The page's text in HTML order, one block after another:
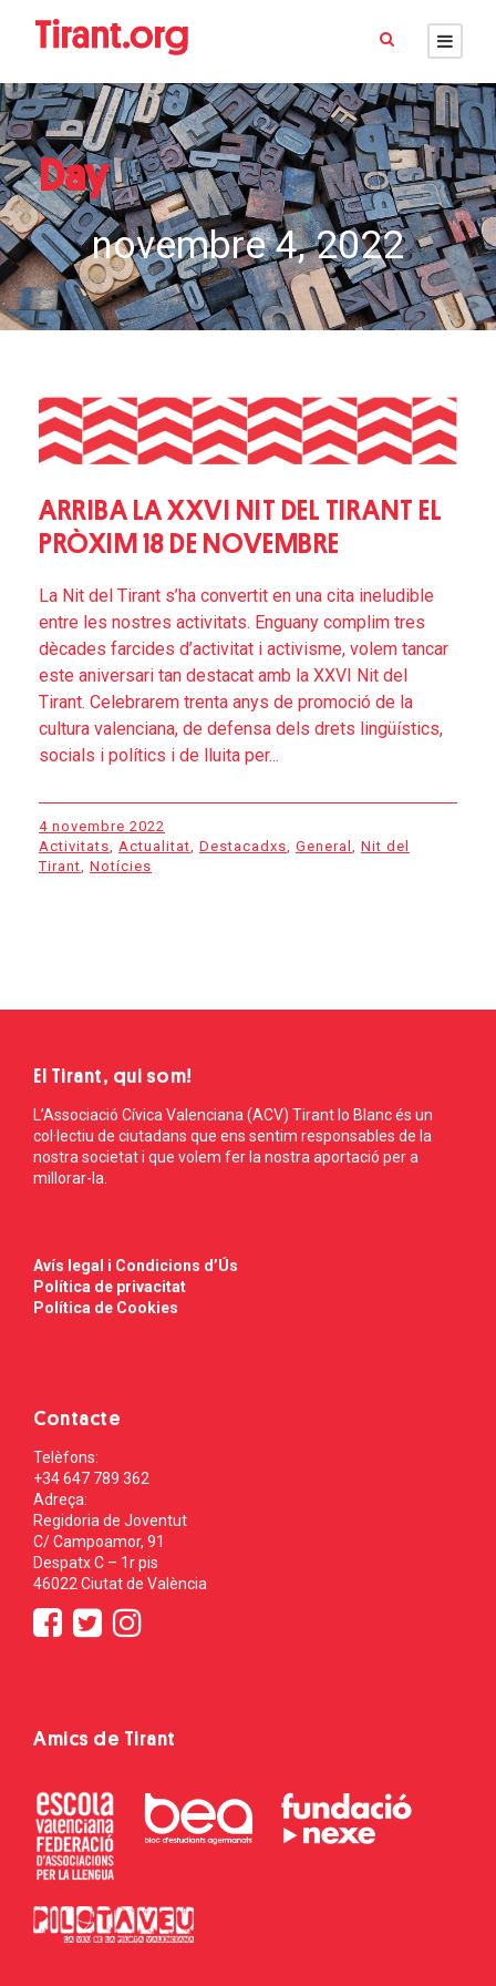
Day
novembre 4, 2022
ARRIBA LA XXVI NIT DEL TIRANT EL
PRÒXIM 18 DE NOVEMBRE
La Nit del Tirant s’ha convertit en una cita ineludible
entre les nostres activitats. Enguany complim tres
dècades farcides d’activitat i activisme, volem tancar
este aniversari tan destacat amb la XXVI Nit del
Tirant. Celebrarem trenta anys de promoció de la
cultura valenciana, de defensa dels drets lingüístics,
socials i polítics i de lluita per...
4 novembre 2022
Activitats
Actualitat Destacadxs General
Nit del
Tirant Notícies
El Tirant, qui som!
L’Associació Cívica Valenciana (ACV) Tirant lo Blanc és un
col·lectiu de ciutadans que ens sentim responsables de la
nostra societat i que volem fer la nostra aportació per a
millorar-la.
Avís legal i Condicions d’Ús
Política de privacitat
Política de Cookies
Contacte
Telèfons:
+34 647 789 362
Adreça:
Regidoria de Joventut
C/ Campoamor, 91
Despatx C – 1r pis
46022 Ciutat de València
Amics de Tirant